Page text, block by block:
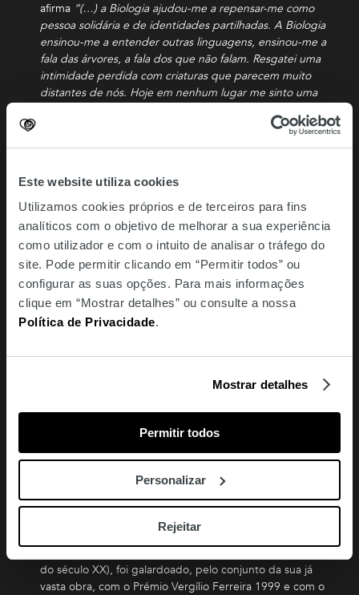
Este website utiliza cookies
Utilizamos cookies próprios e de terceiros para fins
analíticos com o objetivo de melhorar a sua experiência
como utilizador e com o intuito de analisar o tráfego do
site. Pode permitir clicando em “Permitir todos” ou
configurar as suas opções. Para mais informações
clique em “Mostrar detalhes” ou consulte a nossa
Política de Privacidade.
Mostrar detalhes
Permitir todos
Personalizar
Rejeitar
afirma “(…) a Biologia ajudou-me a repensar-me como
pessoa solidária e de identidades partilhadas. A Biologia
ensinou-me a entender outras linguagens, ensinou-me a
fala das árvores, a fala dos que não falam. Resgatei uma
intimidade perdida com criaturas que parecem muito
distantes de nós. Hoje em nenhum lugar me sinto uma
“Mente o tempo:
só se mede por infinitos.
Pois eu não vivo por extenso.
Apenas fui a Vida
em relampejo do incenso.
Quando me acendi
Vagas e Lumes”
Nasceu na Beira, Moçambique, em 1955.
escritor. Está traduzido em diversas línguas.
Entre outros prémios e distinções (de que se destaca a
nomeação, por um júri criado para o efeito pela Feira
Internacional do Livro do Zimbabwe, de
do século XX), foi galardoado, pelo conjunto da sua já
vasta obra, com o Prémio Vergílio Ferreira 1999 e com o